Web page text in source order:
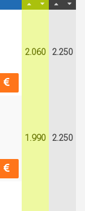
2.060 2.250
1.990 2.250